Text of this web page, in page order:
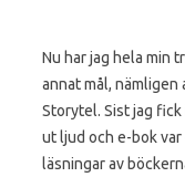
Nu har jag hela min
annat mål,
Storytel. Sist jag
ut ljud och e-bok
läsningar av